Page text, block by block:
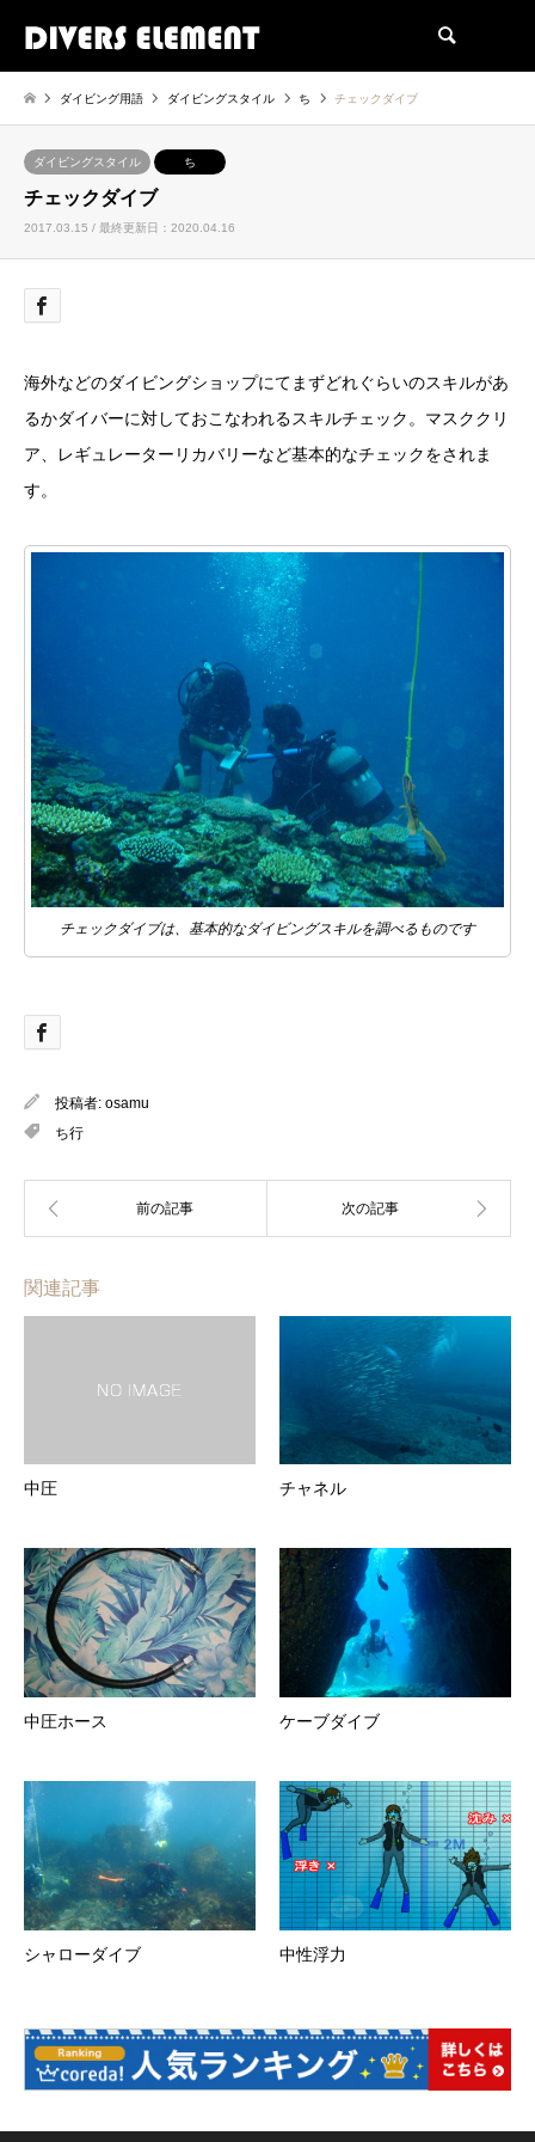
ダイビング用語 ダイビングスタイル ち チェックダイブ
ダイビングスタイル ち
チェックダイブ
2017.03.15 / 最終更新日：2020.04.16
海外などのダイビングショップにてまずどれぐらいのスキルがあ
るかダイバーに対しておこなわれるスキルチェック。マスククリ
ア、レギュレーターリカバリーなど基本的なチェックをされま
す。
チェックダイブは、基本的なダイビングスキルを調べるものです
投稿者: osamu
ち行
関連記事
中圧 チャネル
中圧ホース ケーブダイブ
シャローダイブ 中性浮力